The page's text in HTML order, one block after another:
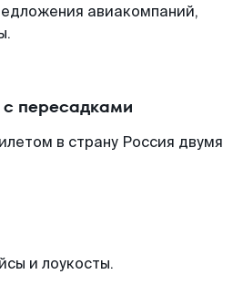
авиакомпаний,
пересадками
в страну Россия двумя
и лоукосты.